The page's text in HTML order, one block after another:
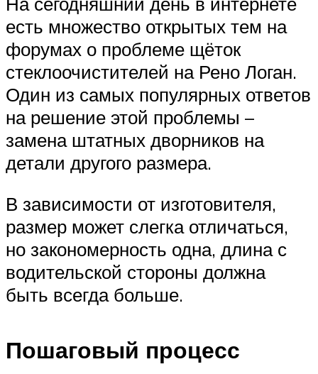
есть множество открытых тем на
форумах о проблеме щёток
стеклоочистителей на Рено Логан.
Один из самых популярных ответов
на решение этой проблемы –
замена штатных дворников на
детали другого размера.
В зависимости от изготовителя,
размер может слегка отличаться,
но закономерность одна, длина с
водительской стороны должна
быть всегда больше.
Пошаговый процесс